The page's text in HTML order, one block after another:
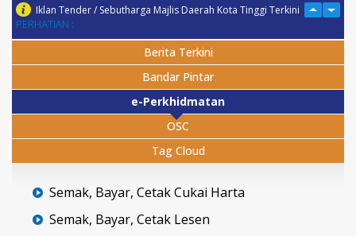
PERHATIAN :
Iklan Tender / Sebutharga Majlis Daerah Kota Tinggi Terkini
Berita Terkini
Bandar Pintar
e-Perkhidmatan
OSC
Tag Cloud
Semak, Bayar, Cetak Cukai Harta
Semak, Bayar, Cetak Lesen